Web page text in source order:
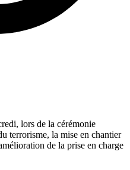
lors de la cérémonie
terrorisme, la mise en chantier
de la prise en charge